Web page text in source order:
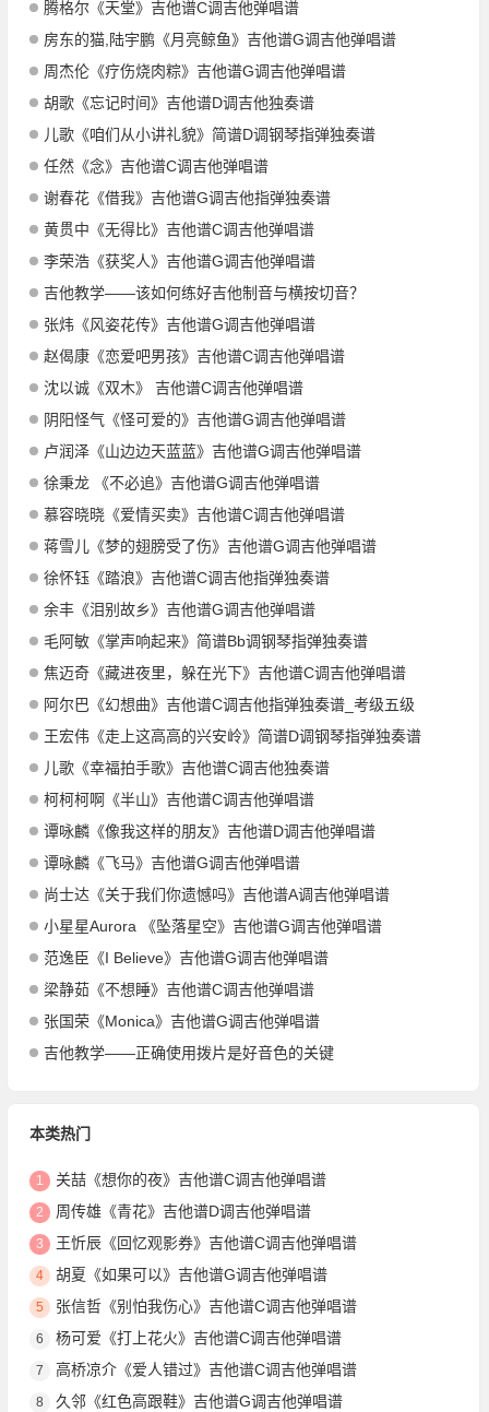
腾格尔《天堂》吉他谱C调吉他弹唱谱
房东的猫,陆宇鹏《月亮鲸鱼》吉他谱G调吉他弹唱谱
周杰伦《疗伤烧肉粽》吉他谱G调吉他弹唱谱
胡歌《忘记时间》吉他谱D调吉他独奏谱
儿歌《咱们从小讲礼貌》简谱D调钢琴指弹独奏谱
任然《念》吉他谱C调吉他弹唱谱
谢春花《借我》吉他谱G调吉他指弹独奏谱
黄贯中《无得比》吉他谱C调吉他弹唱谱
李荣浩《获奖人》吉他谱G调吉他弹唱谱
吉他教学——该如何练好吉他制音与横按切音？
张炜《风姿花传》吉他谱G调吉他弹唱谱
赵偈康《恋爱吧男孩》吉他谱C调吉他弹唱谱
沈以诚《双木》 吉他谱C调吉他弹唱谱
阴阳怪气《怪可爱的》吉他谱G调吉他弹唱谱
卢润泽《山边边天蓝蓝》吉他谱G调吉他弹唱谱
徐秉龙 《不必追》吉他谱G调吉他弹唱谱
慕容晓晓《爱情买卖》吉他谱C调吉他弹唱谱
蒋雪儿《梦的翅膀受了伤》吉他谱G调吉他弹唱谱
徐怀钰《踏浪》吉他谱C调吉他指弹独奏谱
余丰《泪别故乡》吉他谱G调吉他弹唱谱
毛阿敏《掌声响起来》简谱Bb调钢琴指弹独奏谱
焦迈奇《藏进夜里，躲在光下》吉他谱C调吉他弹唱谱
阿尔巴《幻想曲》吉他谱C调吉他指弹独奏谱_考级五级
王宏伟《走上这高高的兴安岭》简谱D调钢琴指弹独奏谱
儿歌《幸福拍手歌》吉他谱C调吉他独奏谱
柯柯柯啊《半山》吉他谱C调吉他弹唱谱
谭咏麟《像我这样的朋友》吉他谱D调吉他弹唱谱
谭咏麟《飞马》吉他谱G调吉他弹唱谱
尚士达《关于我们你遗憾吗》吉他谱A调吉他弹唱谱
小星星Aurora 《坠落星空》吉他谱G调吉他弹唱谱
范逸臣《I Believe》吉他谱G调吉他弹唱谱
梁静茹《不想睡》吉他谱C调吉他弹唱谱
张国荣《Monica》吉他谱G调吉他弹唱谱
吉他教学——正确使用拨片是好音色的关键
本类热门
1 关喆《想你的夜》吉他谱C调吉他弹唱谱
2 周传雄《青花》吉他谱D调吉他弹唱谱
3 王忻辰《回忆观影券》吉他谱C调吉他弹唱谱
4 胡夏《如果可以》吉他谱G调吉他弹唱谱
5 张信哲《别怕我伤心》吉他谱C调吉他弹唱谱
6 杨可爱《打上花火》吉他谱C调吉他弹唱谱
7 高桥凉介《爱人错过》吉他谱C调吉他弹唱谱
8 久邻《红色高跟鞋》吉他谱G调吉他弹唱谱